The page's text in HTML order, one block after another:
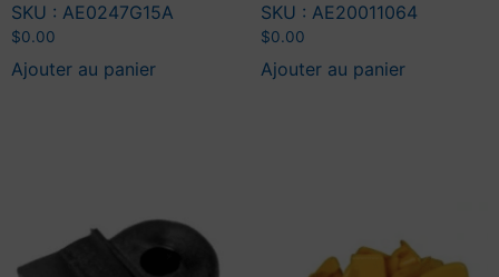
SKU : AE0247G15A
$0.00
Ajouter au panier
SKU : AE20011064
$0.00
Ajouter au panier